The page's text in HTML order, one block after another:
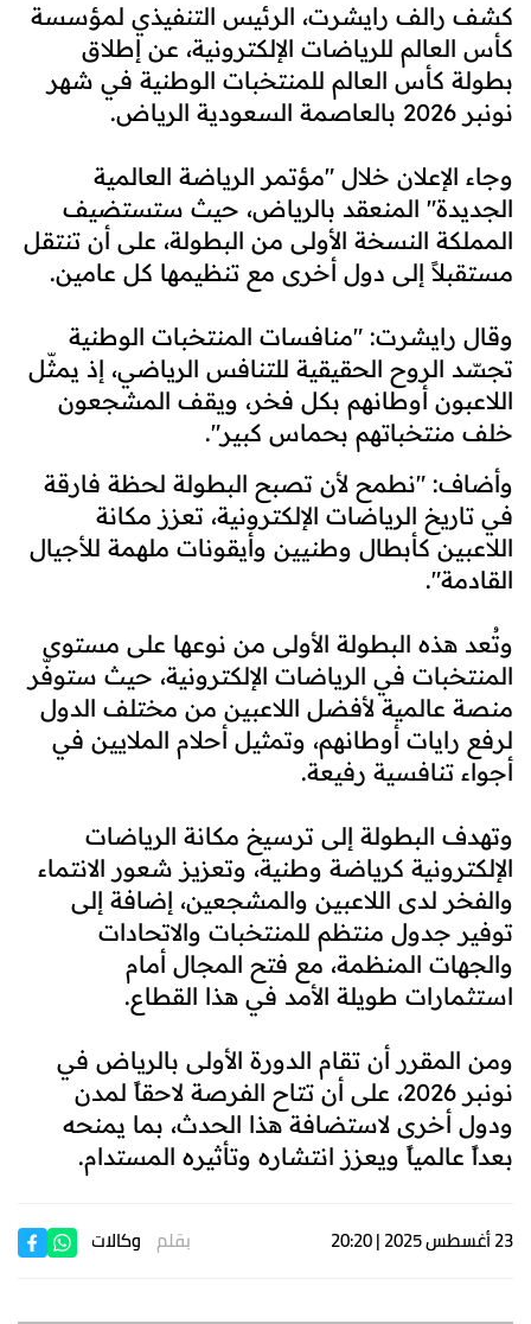
كشف رالف رايشرت، الرئيس التنفيذي لمؤسسة
كأس العالم للرياضات الإلكترونية، عن إطلاق
بطولة كأس العالم للمنتخبات الوطنية في شهر
نونبر 2026 بالعاصمة السعودية الرياض.
وجاء الإعلان خلال "مؤتمر الرياضة العالمية
الجديدة" المنعقد بالرياض، حيث ستستضيف
المملكة النسخة الأولى من البطولة، على أن تنتقل
مستقبلاً إلى دول أخرى مع تنظيمها كل عامين.
وقال رايشرت: "منافسات المنتخبات الوطنية
تجسّد الروح الحقيقية للتنافس الرياضي، إذ يمثّل
اللاعبون أوطانهم بكل فخر، ويقف المشجعون
خلف منتخباتهم بحماس كبير".
وأضاف: "نطمح لأن تصبح البطولة لحظة فارقة
في تاريخ الرياضات الإلكترونية، تعزز مكانة
اللاعبين كأبطال وطنيين وأيقونات ملهمة للأجيال
القادمة".
وتُعد هذه البطولة الأولى من نوعها على مستوى
المنتخبات في الرياضات الإلكترونية، حيث ستوفّر
منصة عالمية لأفضل اللاعبين من مختلف الدول
لرفع رايات أوطانهم، وتمثيل أحلام الملايين في
أجواء تنافسية رفيعة.
وتهدف البطولة إلى ترسيخ مكانة الرياضات
الإلكترونية كرياضة وطنية، وتعزيز شعور الانتماء
والفخر لدى اللاعبين والمشجعين، إضافة إلى
توفير جدول منتظم للمنتخبات والاتحادات
والجهات المنظمة، مع فتح المجال أمام
استثمارات طويلة الأمد في هذا القطاع.
ومن المقرر أن تقام الدورة الأولى بالرياض في
نونبر 2026، على أن تتاح الفرصة لاحقاً لمدن
ودول أخرى لاستضافة هذا الحدث، بما يمنحه
بعداً عالمياً ويعزز انتشاره وتأثيره المستدام.
23 أغسطس 2025 | 20:20 بقلم وكالات